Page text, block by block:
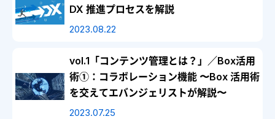
DX 推進プロセスを解説
2023.08.22
vol.1「コンテンツ管理とは？」／Box活用
術①：コラボレーション機能 〜Box 活用術
を交えてエバンジェリストが解説〜
2023.07.25